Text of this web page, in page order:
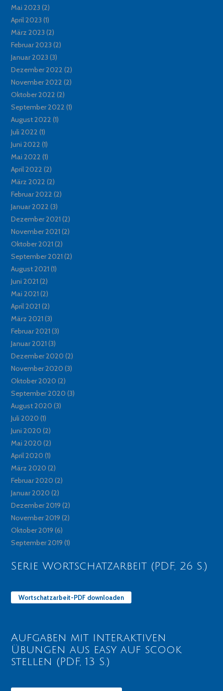
Mai 2023 (2)
April 2023 (1)
März 2023 (2)
Februar 2023 (2)
Januar 2023 (3)
Dezember 2022 (2)
November 2022 (2)
Oktober 2022 (2)
September 2022 (1)
August 2022 (1)
Juli 2022 (1)
Juni 2022 (1)
Mai 2022 (1)
April 2022 (2)
März 2022 (2)
Februar 2022 (2)
Januar 2022 (3)
Dezember 2021 (2)
November 2021 (2)
Oktober 2021 (2)
September 2021 (2)
August 2021 (1)
Juni 2021 (2)
Mai 2021 (2)
April 2021 (2)
März 2021 (3)
Februar 2021 (3)
Januar 2021 (3)
Dezember 2020 (2)
November 2020 (3)
Oktober 2020 (2)
September 2020 (3)
August 2020 (3)
Juli 2020 (1)
Juni 2020 (2)
Mai 2020 (2)
April 2020 (1)
März 2020 (2)
Februar 2020 (2)
Januar 2020 (2)
Dezember 2019 (2)
November 2019 (2)
Oktober 2019 (6)
September 2019 (1)
Serie Wortschatzarbeit (PDF, 26 S.)
Wortschatzarbeit-PDF downloaden
Aufgaben mit interaktiven
Übungen aus easy auf scook
stellen (PDF, 13 S.)